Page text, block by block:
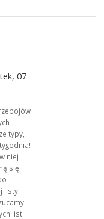
07
typy,
niej
się
listy
list